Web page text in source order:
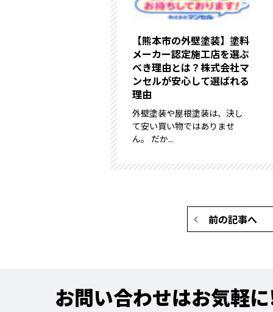
【熊本市の外壁塗装】塗料
メーカー認定施工店を選ぶ
べき理由とは？株式会社マ
ンセルが安心して選ばれる
理由
外壁塗装や屋根塗装は、決し
て安い買い物ではありませ
ん。 だか...
前の記事へ
お問い合わせはお気軽